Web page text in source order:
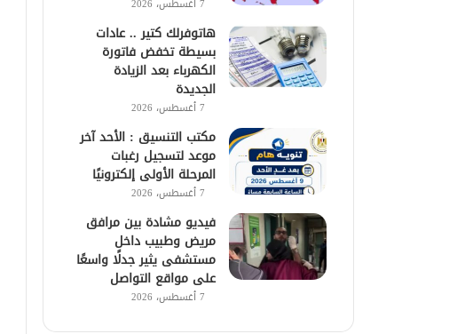
هاتوفرلك كتير .. عادات
بسيطة تخفض فاتورة
الكهرباء بعد الزيادة
الجديدة
7 أغسطس، 2026
مكتب التنسيق : الأحد آخر
موعد لتسجيل رغبات
المرحلة الأولى إلكترونيًا
7 أغسطس، 2026
فيديو مشادة بين مرافق
مريض وطبيب داخل
مستشفى يثير جدلًا واسعًا
على مواقع التواصل
7 أغسطس، 2026